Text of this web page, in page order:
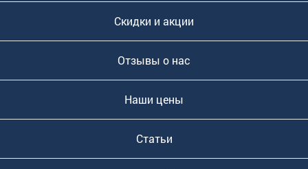
Скидки и акции
Отзывы о нас
Наши цены
Статьи